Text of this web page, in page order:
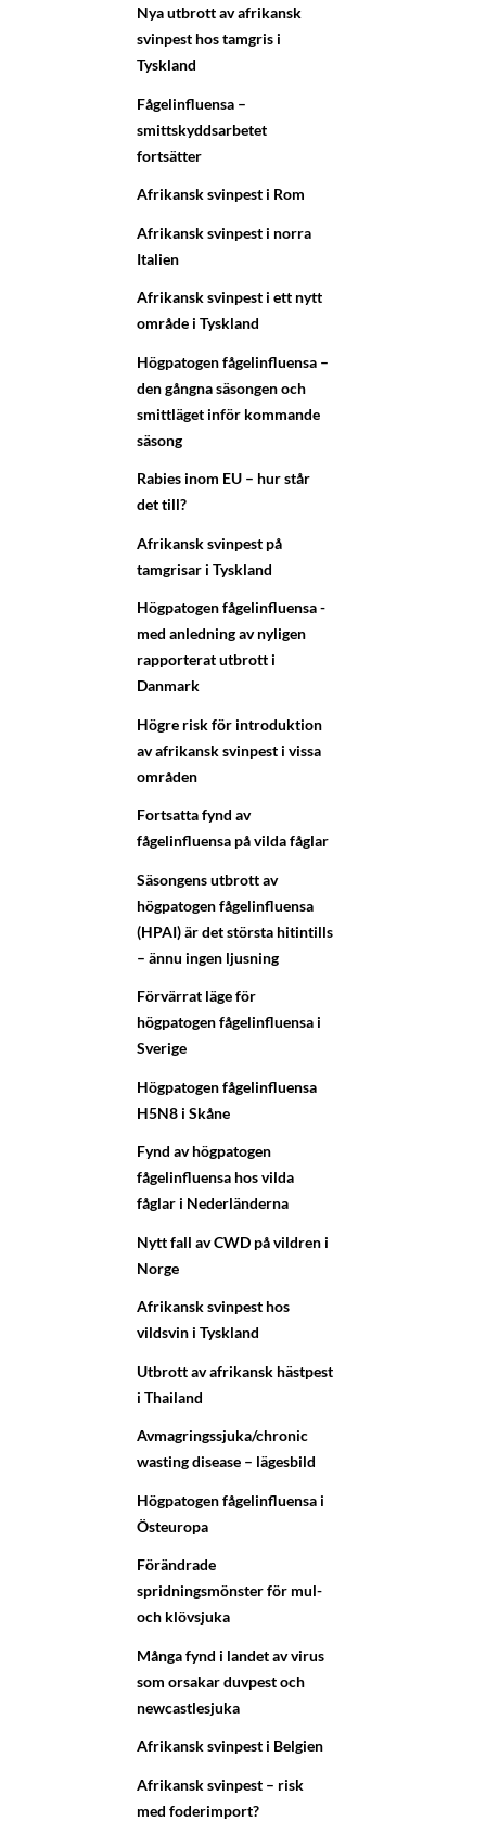
Nya utbrott av afrikansk
svinpest hos tamgris i
Tyskland
Fågelinfluensa –
smittskyddsarbetet
fortsätter
Afrikansk svinpest i Rom
Afrikansk svinpest i norra
Italien
Afrikansk svinpest i ett nytt
område i Tyskland
Högpatogen fågelinfluensa –
den gångna säsongen och
smittläget inför kommande
säsong
Rabies inom EU – hur står
det till?
Afrikansk svinpest på
tamgrisar i Tyskland
Högpatogen fågelinfluensa -
med anledning av nyligen
rapporterat utbrott i
Danmark
Högre risk för introduktion
av afrikansk svinpest i vissa
områden
Fortsatta fynd av
fågelinfluensa på vilda fåglar
Säsongens utbrott av
högpatogen fågelinfluensa
(HPAI) är det största hitintills
– ännu ingen ljusning
Förvärrat läge för
högpatogen fågelinfluensa i
Sverige
Högpatogen fågelinfluensa
H5N8 i Skåne
Fynd av högpatogen
fågelinfluensa hos vilda
fåglar i Nederländerna
Nytt fall av CWD på vildren i
Norge
Afrikansk svinpest hos
vildsvin i Tyskland
Utbrott av afrikansk hästpest
i Thailand
Avmagringssjuka/chronic
wasting disease – lägesbild
Högpatogen fågelinfluensa i
Östeuropa
Förändrade
spridningsmönster för mul-
och klövsjuka
Många fynd i landet av virus
som orsakar duvpest och
newcastlesjuka
Afrikansk svinpest i Belgien
Afrikansk svinpest – risk
med foderimport?